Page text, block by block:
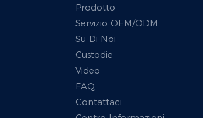
Prodotto
Servizio OEM/ODM
Su Di Noi
Custodie
Video
FAQ
Contattaci